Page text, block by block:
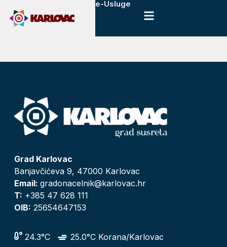
e-Usluge
Grad Karlovac
Banjavčićeva 9, 47000 Karlovac
Email: gradonacelnik@karlovac.hr
T: +385 47 628 111
OIB: 25654647153
24.3°C
25.0°C Korana/Karlovac